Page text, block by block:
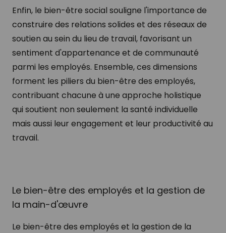
Enfin, le bien-être social souligne l'importance de
construire des relations solides et des réseaux de
soutien au sein du lieu de travail, favorisant un
sentiment d'appartenance et de communauté
parmi les employés. Ensemble, ces dimensions
forment les piliers du bien-être des employés,
contribuant chacune à une approche holistique
qui soutient non seulement la santé individuelle
mais aussi leur engagement et leur productivité au
travail.
Le bien-être des employés et la gestion de
la main-d'œuvre
Le bien-être des employés et la gestion de la